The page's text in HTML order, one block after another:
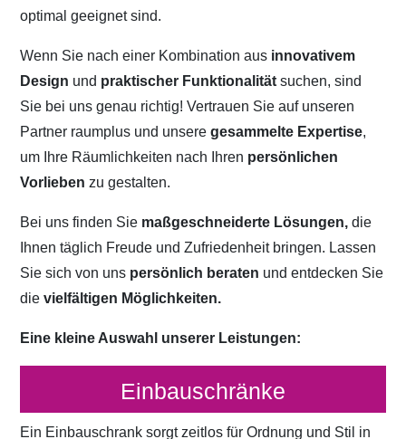
optimal geeignet sind.
Wenn Sie nach einer Kombination aus innovativem
Design und praktischer Funktionalitätsuchen, sind
Sie bei uns genau richtig! Vertrauen Sie auf unseren
Partner raumplus und unseregesammelte Expertise,
um Ihre Räumlichkeiten nach Ihren persönlichen
Vorliebenzu gestalten.
Bei uns finden Sie maßgeschneiderte Lösungen, die
Ihnen täglich Freude und Zufriedenheit bringen. Lassen
Sie sich von uns persönlich beraten und entdecken Sie
dievielfältigen Möglichkeiten.
Eine kleine Auswahl unserer Leistungen:
Einbauschränke
Ein Einbauschrank sorgt zeitlos für Ordnung und Stil in